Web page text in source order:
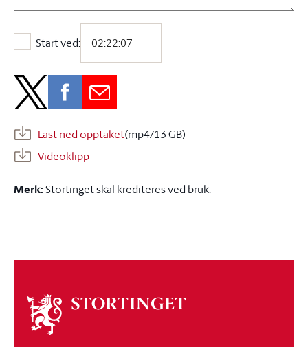
Start ved:
Start ved:
Last ned opptaket(mp4/13 GB)
Videoklipp
Merk:Stortinget skal krediteres ved bruk.
Om
stortinget